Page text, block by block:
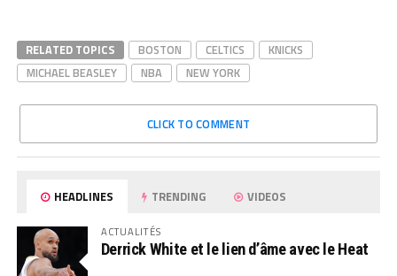
RELATED TOPICS BOSTON CELTICS
KNICKS
MICHAEL BEASLEY
NBA NEW YORK
CLICK TO COMMENT
HEADLINES TRENDING VIDEOS
ACTUALITÉS
Derrick White et le lien d’âme avec le Heat